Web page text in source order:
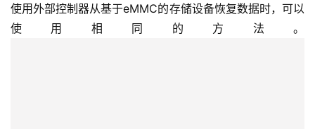
使用外部控制器从基于eMMC的存储设备恢复数据时，可以
使用相同的方法。